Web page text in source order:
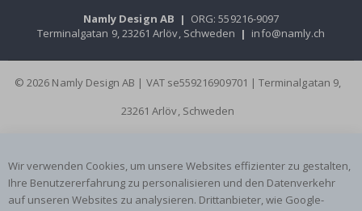
Namly Design AB | ORG: 559216-9097
Terminalgatan 9, 23261 Arlöv, Schweden | info@namly.ch
© 2026 Namly Design AB | VAT se559216909701 | Terminalgatan 9,
23261 Arlöv, Schweden
Wir verwenden Cookies, um unsere Websites effizienter zu gestalten,
Ihre Benutzererfahrung zu personalisieren und den Datenverkehr
auf unseren Websites zu analysieren. Drittanbieter, wie Google-